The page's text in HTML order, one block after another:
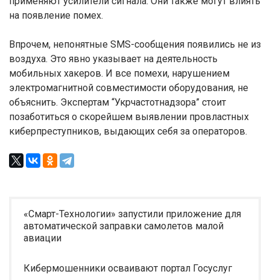
на появление помех.
Впрочем, непонятные SMS-сообщения появились не из
воздуха. Это явно указывает на деятельность
мобильных хакеров. И все помехи, нарушением
электромагнитной совместимости оборудования, не
объяснить. Экспертам “Укрчастотнадзора” стоит
позаботиться о скорейшем выявлении провластных
киберпреступников, выдающих себя за операторов.
«Смарт-Технологии» запустили приложение для
автоматической заправки самолетов малой
авиации
Кибермошенники осваивают портал Госуслуг